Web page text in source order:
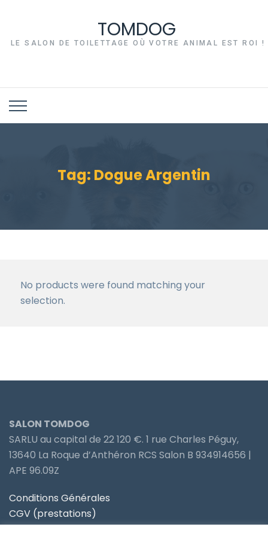
TOMDOG
LE SALON DE TOILETTAGE OÙ VOTRE ANIMAL EST ROI !
Tag: Dogue Argentin
No products were found matching your
selection.
SALON TOMDOG
SARLU au capital de 22 120 €. 1 rue Charles Péguy,
13640 La Roque d’Anthéron RCS Salon B 934914656 |
APE 96.09Z
Conditions Générales
CGV (prestations)
Politique de confidentialité